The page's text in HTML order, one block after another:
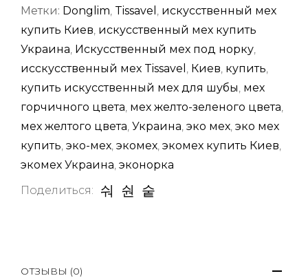
Метки: Donglim, Tissavel , искусственный мех
купить Киев, искусственный мех купить
Украина, Искусственный мех под норку,
исскусственный мех Tissavel , Киев, купить,
купить искусственный мех для шубы, мех
горчичного цвета, мех желто-зеленого цвета,
мех желтого цвета, Украина, эко мех, эко мех
купить, эко-мех, экомех, экомех купить Киев,
экомех Украина, эконорка
Поделиться:
ОТЗЫВЫ (0)